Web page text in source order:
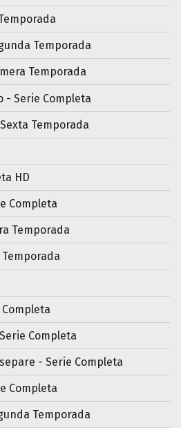
Temporada
Temporada
- Serie Completa
Temporada
HD
Completa
Temporada
Completa
Completa
- Serie Completa
Completa
Temporada